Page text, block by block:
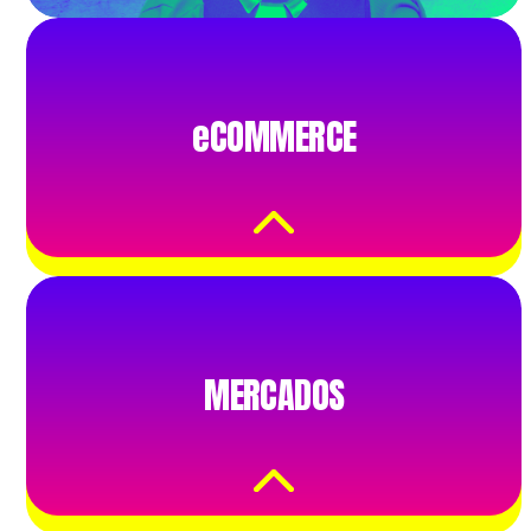
eCOMMERCE
eCOMMERCE
pagamento.
MERCADOS
MERCADOS
única plataforma.